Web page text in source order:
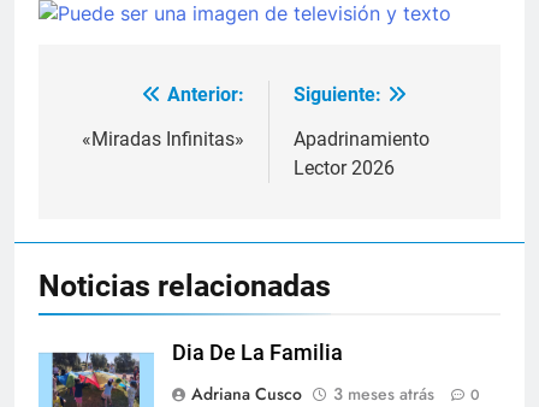
Navegación
de
Anterior:
«Miradas Infinitas»
Siguiente:
Apadrinamiento
Lector 2026
Noticias relacionadas
Dia De La Familia
Adriana Cusco
3 meses atrás 0